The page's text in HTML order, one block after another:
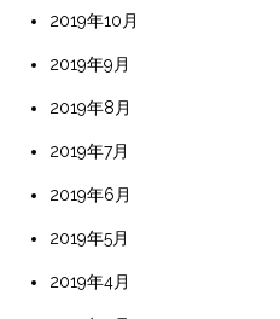
2019年10月
2019年9月
2019年8月
2019年7月
2019年6月
2019年5月
2019年4月